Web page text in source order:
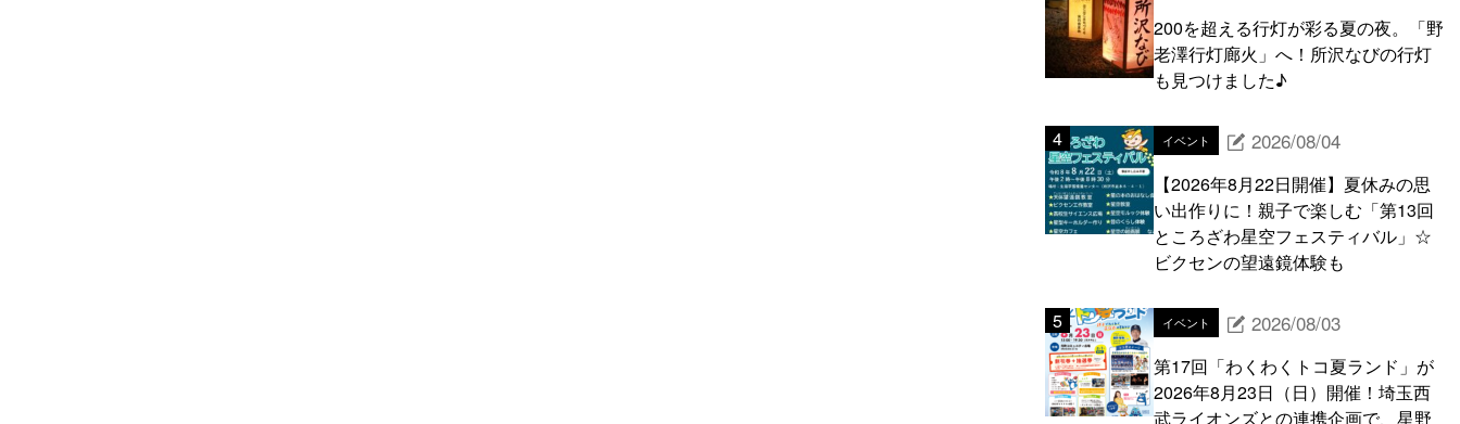
200を超える行灯が彩る夏の夜。「野
老澤行灯廊火」へ！所沢なびの行灯
も見つけました♪
イベント 2026/08/04
【2026年8月22日開催】夏休みの思
い出作りに！親子で楽しむ「第13回
ところざわ星空フェスティバル」☆
ビクセンの望遠鏡体験も
イベント 2026/08/03
第17回「わくわくトコ夏ランド」が
2026年8月23日（日）開催！埼玉西
武ライオンズとの連携企画で、星野